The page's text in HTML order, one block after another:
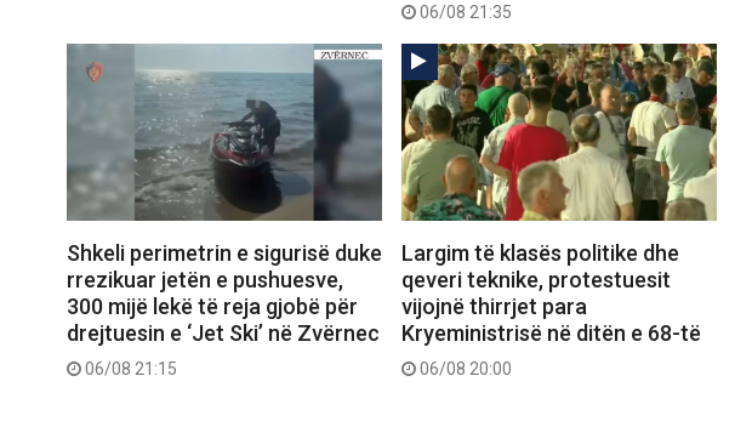
06/08 21:35
Shkeli perimetrin e sigurisë duke
rrezikuar jetën e pushuesve,
300 mijë lekë të reja gjobë për
drejtuesin e ‘Jet Ski’ në Zvërnec
06/08 21:15
Largim të klasës politike dhe
qeveri teknike, protestuesit
vijojnë thirrjet para
Kryeministrisë në ditën e 68-të
06/08 20:00